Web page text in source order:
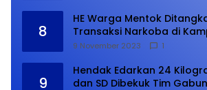
8
HE Warga Mentok
Transaksi Narkoba di
9 November 2023 1
9
Hendak Edarkan 24
dan SD Dibekuk Tim